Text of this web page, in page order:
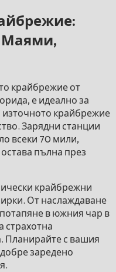
Маями,
крайбрежие от
е идеално за
източното крайбрежие
Зарядни станции
всеки 70 мили,
пълна през
крайбрежни
От наслаждаване
в южния чар в
страхотна
Планирайте с вашия
заредено